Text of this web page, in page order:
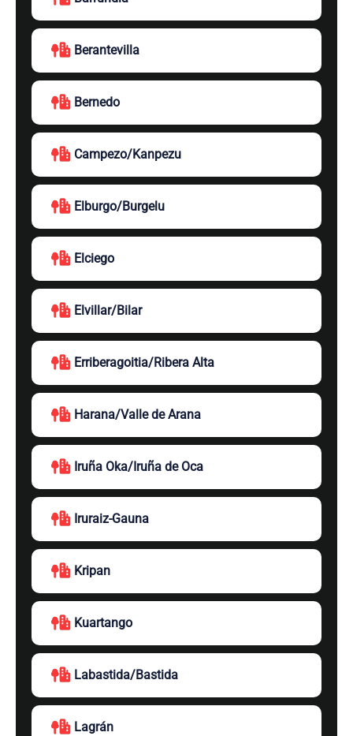
Berantevilla
Bernedo
Campezo/Kanpezu
Elburgo/Burgelu
Elciego
Elvillar/Bilar
Erriberagoitia/Ribera Alta
Harana/Valle de Arana
Iruña Oka/Iruña de Oca
Iruraiz-Gauna
Kripan
Kuartango
Labastida/Bastida
Lagrán